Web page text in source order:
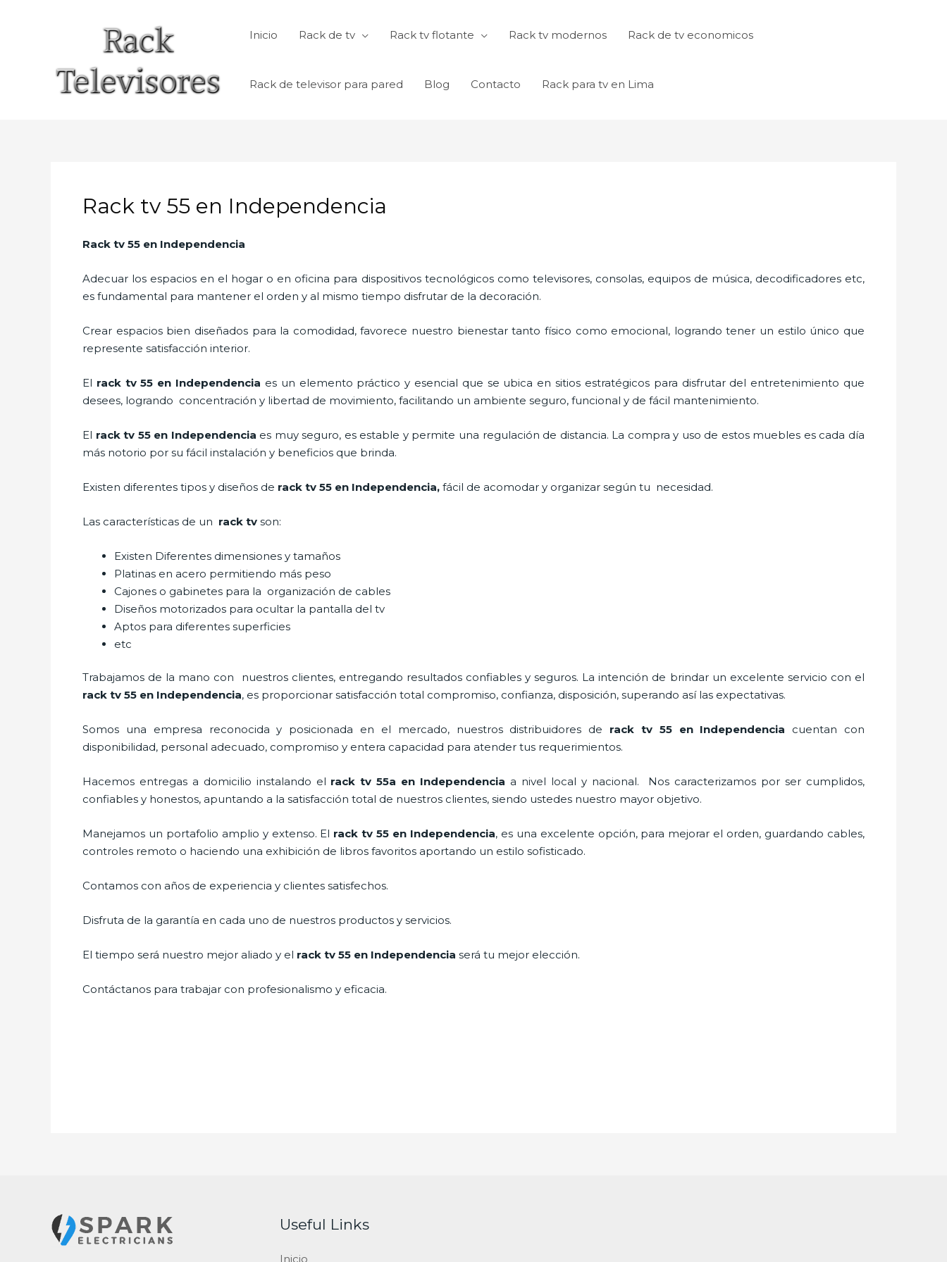
Inicio Rack de tv Rack tv flotante Rack tv modernos Rack de tv economicos
Rack de televisor para pared Blog Contacto Rack para tv en Lima
Rack tv 55 en Independencia
Rack tv 55 en Independencia
Adecuar los espacios en el hogar o en oficina para dispositivos tecnológicos como televisores, consolas, equipos de música, decodificadores etc,
es fundamental para mantener el orden y al mismo tiempo disfrutar de la decoración.
Crear espacios bien diseñados para la comodidad, favorece nuestro bienestar tanto físico como emocional, logrando tener un estilo único que
represente satisfacción interior.
El rack tv 55 en Independencia es un elemento práctico y esencial que se ubica en sitios estratégicos para disfrutar del entretenimiento que
desees, logrando concentración y libertad de movimiento, facilitando un ambiente seguro, funcional y de fácil mantenimiento.
El rack tv 55 en Independencia es muy seguro, es estable y permite una regulación de distancia. La compra y uso de estos muebles es cada día
más notorio por su fácil instalación y beneficios que brinda.
Existen diferentes tipos y diseños de rack tv 55 en Independencia, fácil de acomodar y organizar según tu necesidad.
Las características de un rack tv son:
Existen Diferentes dimensiones y tamaños
Platinas en acero permitiendo más peso
Cajones o gabinetes para la organización de cables
Diseños motorizados para ocultar la pantalla del tv
Aptos para diferentes superficies
etc
Trabajamos de la mano con nuestros clientes, entregando resultados confiables y seguros. La intención de brindar un excelente servicio con el
rack tv 55 en Independencia, es proporcionar satisfacción total compromiso, confianza, disposición, superando así las expectativas.
Somos una empresa reconocida y posicionada en el mercado, nuestros distribuidores de rack tv 55 en Independencia cuentan con
disponibilidad, personal adecuado, compromiso y entera capacidad para atender tus requerimientos.
Hacemos entregas a domicilio instalando el rack tv 55a en Independencia a nivel local y nacional.
Nos caracterizamos por ser cumplidos,
confiables y honestos, apuntando a la satisfacción total de nuestros clientes, siendo ustedes nuestro mayor objetivo.
Manejamos un portafolio amplio y extenso. El rack tv 55 en Independencia, es una excelente opción, para mejorar el orden, guardando cables,
controles remoto o haciendo una exhibición de libros favoritos aportando un estilo sofisticado.
Contamos con años de experiencia y clientes satisfechos.
Disfruta de la garantía en cada uno de nuestros productos y servicios.
El tiempo será nuestro mejor aliado y el rack tv 55 en Independencia será tu mejor elección.
Contáctanos para trabajar con profesionalismo y eficacia.
Useful Links
Inicio